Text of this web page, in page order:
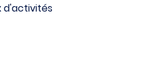
d'activités